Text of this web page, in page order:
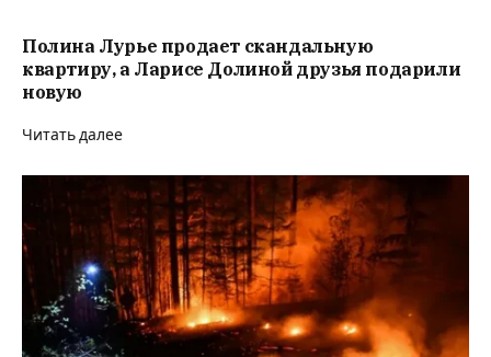
Полина Лурье продает скандальную
квартиру, а Ларисе Долиной друзья подарили
новую
Читать далее